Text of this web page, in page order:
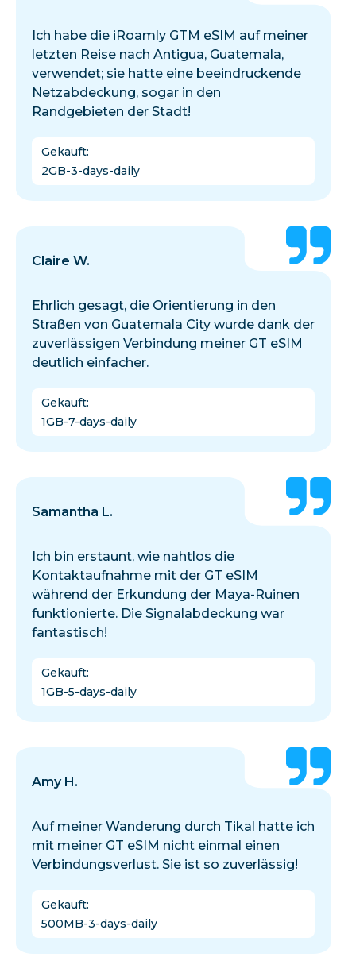
Ich habe die iRoamly GTM eSIM auf meiner
letzten Reise nach Antigua, Guatemala,
verwendet; sie hatte eine beeindruckende
Netzabdeckung, sogar in den
Randgebieten der Stadt!
Gekauft:
2GB-3-days-daily
Claire W.
Ehrlich gesagt, die Orientierung in den
Straßen von Guatemala City wurde dank der
zuverlässigen Verbindung meiner GT eSIM
deutlich einfacher.
Gekauft:
1GB-7-days-daily
Samantha L.
Ich bin erstaunt, wie nahtlos die
Kontaktaufnahme mit der GT eSIM
während der Erkundung der Maya-Ruinen
funktionierte. Die Signalabdeckung war
fantastisch!
Gekauft:
1GB-5-days-daily
Amy H.
Auf meiner Wanderung durch Tikal hatte ich
mit meiner GT eSIM nicht einmal einen
Verbindungsverlust. Sie ist so zuverlässig!
Gekauft:
500MB-3-days-daily